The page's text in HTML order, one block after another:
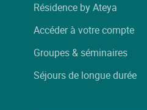
Résidence by Ateya
Accéder à votre compte
Groupes & séminaires
Séjours de longue durée